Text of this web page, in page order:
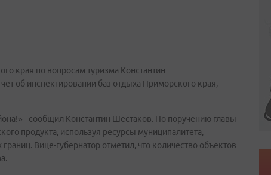
края по вопросам туризма Константин
об инспектировании баз отдыха Приморского края,
- сообщил Константин Шестаков. По поручению главы
продукта, используя ресурсы муниципалитета,
Вице-губернатор отметил, что количество объектов